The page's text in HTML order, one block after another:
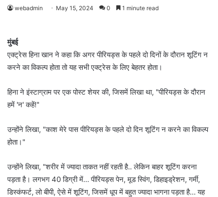
webadmin May 15, 2024 0 1 minute read
मुंबई
एक्ट्रेस हिना खान ने कहा कि अगर पीरियड्स के पहले दो दिनों के दौरान शूटिंग न
करने का विकल्प होता तो यह सभी एक्ट्रेस के लिए बेहतर होता।
हिना ने इंस्टाग्राम पर एक पोस्ट शेयर की, जिसमें लिखा था, "पीरियड्स के दौरान
हमें 'न' कहें!"
उन्होंने लिखा, "काश मेरे पास पीरियड्स के पहले दो दिन शूटिंग न करने का विकल्प
होता।"
उन्होंने लिखा, "शरीर में ज्यादा ताकत नहीं रहती है.. लेकिन बाहर शूटिंग करना
पड़ता है। लगभग 40 डिग्री में… पीरियड्स पेन, मूड स्विंग, डिहाइड्रेशन, गर्मी,
डिस्कंफर्ट, लो बीपी, ऐसे में शूटिंग, जिसमें धूप में बहुत ज्यादा भागना पड़ता है… यह